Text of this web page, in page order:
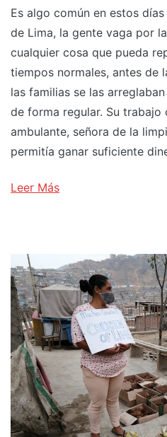
Es algo común en estos
de Lima, la gente vaga por
cualquier cosa que pueda
tiempos normales, antes de
las familias se las
de forma regular. Su trabajo
ambulante, señora de la
permitía ganar suficiente
Leer Más